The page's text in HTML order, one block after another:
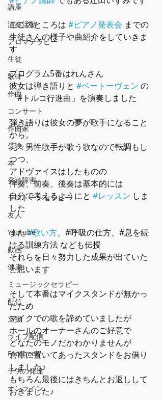
講座
演奏活動
アロマテラピー
生徒
歌碑
作曲
コンサート
作曲家
受験
本
発達障害
ラストーンセラピー
友人
Youtube
動画
健康
ミュージックセラピー
配信
支援
ライブ配信
Facebook
子供の発達
オンライン
ここのところは #ピアノ発表会 までの
生徒さんの様子や曲紹介をしていきま
す
プログラム5番はれんさん
彼女は弾き語りと #ベートーヴェン の
「#トルコ行進曲」を演奏しました
弾き語りは彼女の夢が歌手になること
から。
元々男性歌手が歌う歌なので転調もし
つつ、
アドヴァイスはしたものの
伴奏、前奏、後奏は基本的には
自分で考えるようにと #レッスン しま
した
また #歌い方、#呼吸の仕方、#息を続
ける訓練方法 なども伝授
それらを日々努力した成果が出ていた
と思います
そして本番はマイクスタンドが無かっ
たため
マイクでの歌を諦めていましたが
ホールのオーナーさんのご好意で
どなたのモノだかわかりませんが
倉庫に置いてあったスタンドをお借り
しました♪
もちろん最後にはきちんとお返しして
おきました♪